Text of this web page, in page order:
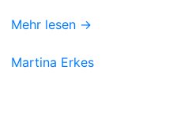
Mehr lesen →
Martina Erkes